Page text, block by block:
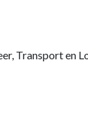
Transport en